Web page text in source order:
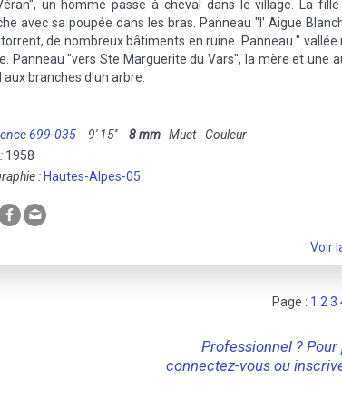
un homme passe à cheval dans le village. La fille
avec sa poupée dans les bras. Panneau "l' Aigue
de nombreux bâtiments en ruine. Panneau "
Panneau "vers Ste Marguerite du Vars", la mère et
aux branches d'un arbre.
699-035 9' 15'' 8 mm Muet - Couleur
1958
: Hautes-Alpes-05
Voir
Page : 1 2 3
Professionnel ?
connectez-vous ou